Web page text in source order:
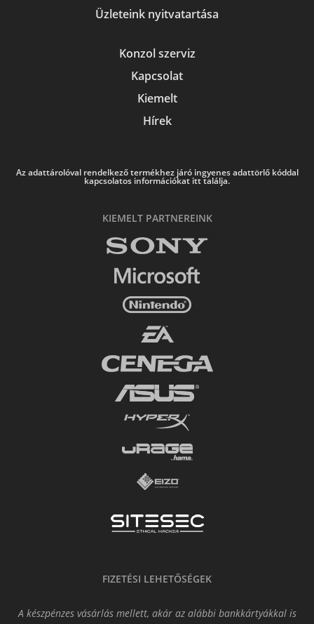
Üzleteink nyitvatartása
Konzol szerviz
Kapcsolat
Kiemelt
Hírek
Az adattárolóval rendelkező termékhez járó ingyenes adattörlő kóddal
kapcsolatos információkat itt találja.
KIEMELT PARTNEREINK
FIZETÉSI LEHETŐSÉGEK
A készpénzes vásárlás mellett, akár az alábbi bankkártyákkal is